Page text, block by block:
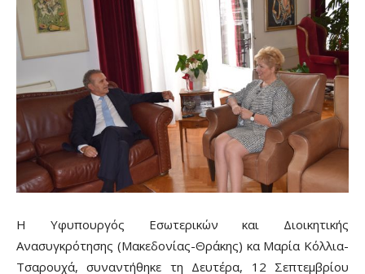
Η Υφυπουργός Εσωτερικών και Διοικητικής
Ανασυγκρότησης (Μακεδονίας-Θράκης) κα Μαρία Κόλλια-
Τσαρουχά, συναντήθηκε τη Δευτέρα, 12 Σεπτεμβρίου